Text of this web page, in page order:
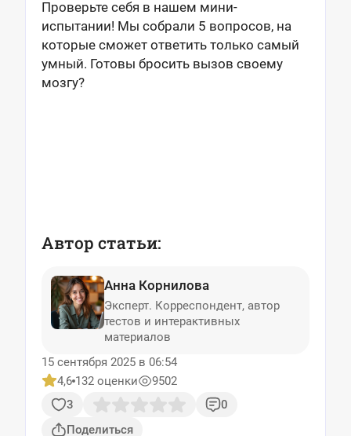
Проверьте себя в нашем мини-
испытании! Мы собрали 5 вопросов, на
которые сможет ответить только самый
умный. Готовы бросить вызов своему
мозгу?
Автор статьи:
Анна Корнилова
Эксперт. Корреспондент, автор
тестов и интерактивных
материалов
15 сентября 2025 в 06:54
4,6 132 оценки
9502
3
0
Поделиться